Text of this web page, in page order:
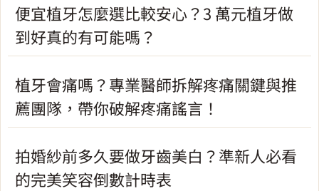
便宜植牙怎麼選比較安心？3 萬元植牙做
到好真的有可能嗎？
植牙會痛嗎？專業醫師拆解疼痛關鍵與推
薦團隊，帶你破解疼痛謠言！
拍婚紗前多久要做牙齒美白？準新人必看
的完美笑容倒數計時表